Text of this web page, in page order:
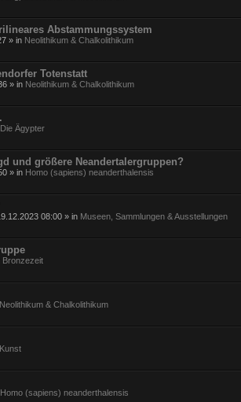
Abstammungssystem
» in Neolithikum & Chalkolithikum
Totenstatt
» in Neolithikum & Chalkolithikum
Die Ägypter
und größere Neandertalergruppen?
» in Homo (sapiens) neanderthalensis
08:00 » in Museen, Sammlungen & Ausstellungen
Bronzezeit
Neolithikum & Chalkolithikum
Kunst
Homo (sapiens) neanderthalensis